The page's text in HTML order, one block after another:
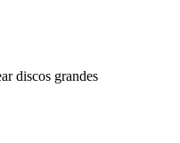
discos grandes